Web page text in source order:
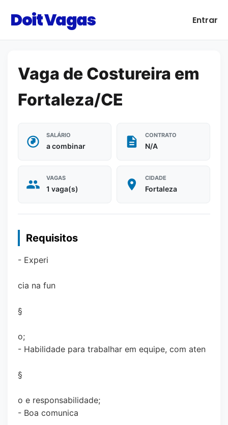
Doit Vagas Entrar
Vaga de Costureira em
Fortaleza/CE
SALÁRIO
a combinar
CONTRATO
N/A
VAGAS
1 vaga(s)
CIDADE
Fortaleza
Requisitos
- Experi
cia na fun
§
o;
- Habilidade para trabalhar em equipe, com aten
§
o e responsabilidade;
- Boa comunica